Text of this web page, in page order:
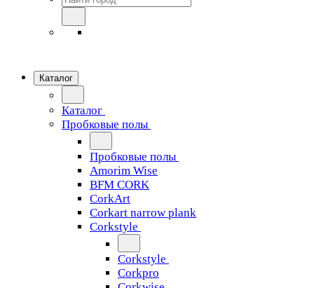
Каталог
Каталог
Пробковые полы
Пробковые полы
Amorim Wise
BFM CORK
CorkArt
Corkart narrow plank
Corkstyle
Corkstyle
Corkpro